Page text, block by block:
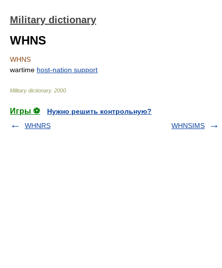
Military dictionary
WHNS
WHNS
wartime host-nation support
Military dictionary. 2000
Игры ⚽
Нужно решить контрольную?
WHNRS
WHNSIMS